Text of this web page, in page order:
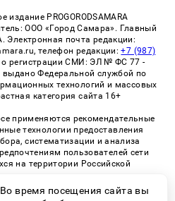
издание PROGORODSAMARA
ООО «Город Самара». Главный
Электронная почта редакции:
телефон редакции:+7 (987)
о регистрации СМИ: ЭЛ № ФС 77 -
выдано Федеральной службой по
технологий и массовых
категория сайта 16+
применяются рекомендательные
технологии предоставления
систематизации и анализа
пользователей сети
на территории Российской
рекомендательных
обменной сети
«СМИ2» (PDF)
время посещения сайта вы